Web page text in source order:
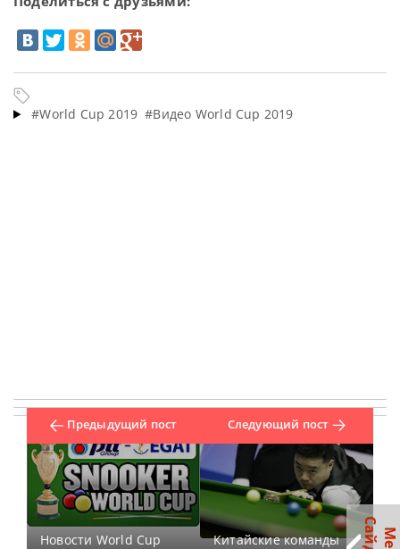
#World Cup 2019 #Видео World Cup 2019
Предыдущий пост
Новости World Cup
Следующий пост
Китайские команды